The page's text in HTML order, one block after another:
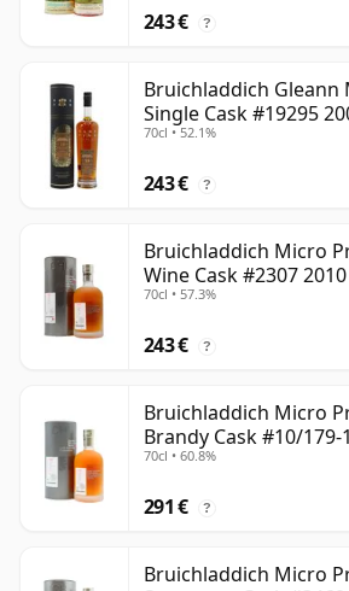
243 € ?
Bruichladdich Gleann
Single Cask #19295
70cl • 52.1%
243 € ?
Bruichladdich Micro
Wine Cask #2307
70cl • 57.3%
243 € ?
Bruichladdich Micro
Brandy Cask #10/179-
70cl • 60.8%
291 € ?
Bruichladdich Micro